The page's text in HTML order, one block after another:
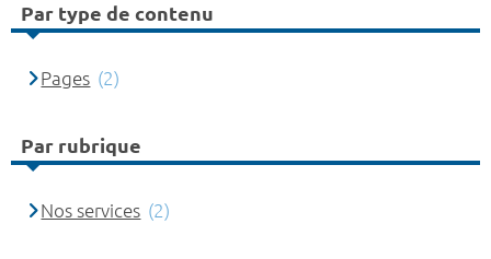
Par type de contenu
Pages (2)
Par rubrique
Nos services (2)